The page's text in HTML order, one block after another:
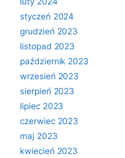
styczeń 2024
grudzień 2023
listopad 2023
październik 2023
wrzesień 2023
sierpień 2023
lipiec 2023
czerwiec 2023
maj 2023
kwiecień 2023